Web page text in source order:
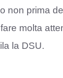
non prima
molta
la DSU.